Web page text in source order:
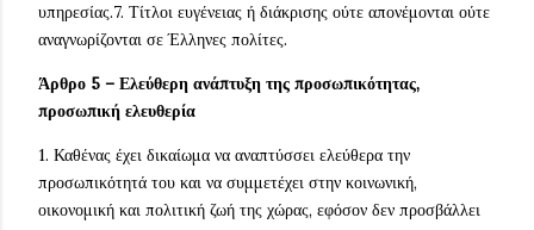
υπηρεσίας.7. Τίτλοι ευγένειας ή διάκρισης ούτε απονέμονται ούτε
αναγνωρίζονται σε Έλληνες πολίτες.
Άρθρο 5 – Ελεύθερη ανάπτυξη της προσωπικότητας,
προσωπική ελευθερία
1. Καθένας έχει δικαίωμα να αναπτύσσει ελεύθερα την
προσωπικότητά του και να συμμετέχει στην κοινωνική,
οικονομική και πολιτική ζωή της χώρας, εφόσον δεν προσβάλλει